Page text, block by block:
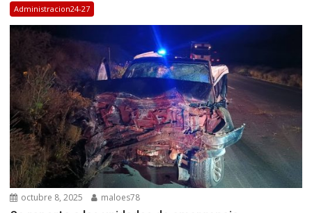
Administracion24-27
octubre 8, 2025 maloes78